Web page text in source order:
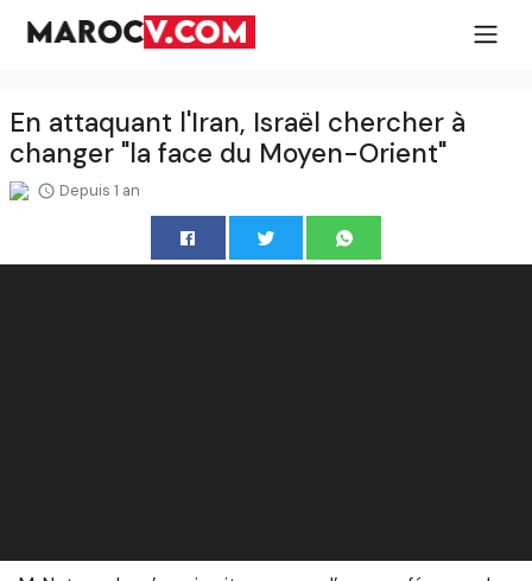
En attaquant l'Iran, Israël chercher à
changer "la face du Moyen-Orient"
Depuis 1 an